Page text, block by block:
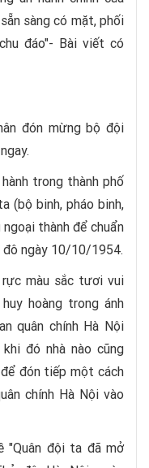
sàng có mặt, phối
đáo"- Bài viết có
đón mừng bộ đội
trong thành phố
(bộ binh, pháo binh,
thành để chuẩn
đô ngày 10/10/1954.
màu sắc tươi vui
hoàng trong ánh
quân chính Hà Nội
đó nhà nào cũng
đón tiếp một cách
chính Hà Nội vào
"Quân đội ta đã mở